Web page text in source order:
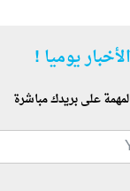
يوميا !
على بريدك مباشرة